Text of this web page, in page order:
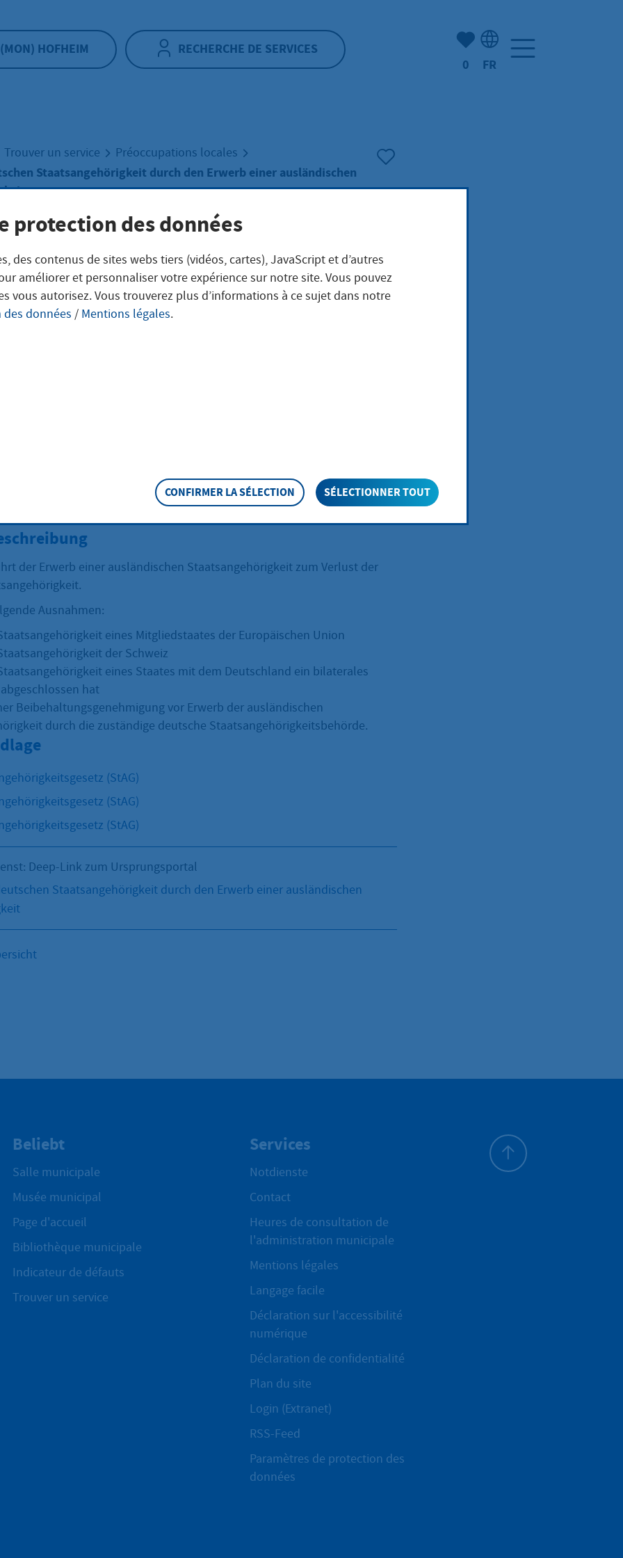
(MON) HOFHEIM RECHERCHE DE SERVICES
Nombre d'éléments mis en
0 FR
Trouver un service Préoccupations locales
Staatsangehörigkeit durch den Erwerb einer ausländischen
der deutschen
den Erwerb einer
der Erwerb einer ausländischen Staatsangehörigkeit zum Verlust der
Ausnahmen:
eines Mitgliedstaates der Europäischen Union
der Schweiz
eines Staates mit dem Deutschland ein bilaterales
hat
Beibehaltungsgenehmigung vor Erwerb der ausländischen
durch die zuständige deutsche Staatsangehörigkeitsbehörde.
(StAG)
(StAG)
(StAG)
Deep-Link zum Ursprungsportal
Staatsangehörigkeit durch den Erwerb einer ausländischen
Beliebt
Salle municipale
Musée municipal
Page d'accueil
Bibliothèque municipale
Indicateur de défauts
Trouver un service
Services
Notdienste
Contact
Heures de consultation de
l'administration municipale
Mentions légales
Langage facile
Déclaration sur l'accessibilité
numérique
Déclaration de confidentialité
Plan du site
Login (Extranet)
RSS-Feed
Paramètres de protection des
données
protection des données
des contenus de sites webs tiers (vidéos, cartes), JavaScript et d’autres
améliorer et personnaliser votre expérience sur notre site. Vous pouvez
vous autorisez. Vous trouverez plus d’informations à ce sujet dans notre
données / Mentions légales.
CONFIRMER LA SÉLECTION SÉLECTIONNER TOUT